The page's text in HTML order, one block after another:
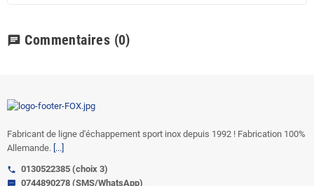
chat Commentaires (0)
Fabricant de ligne d'échappement sport inox depuis 1992 ! Fabrication 100%
Allemande. [...]
call 0130522385 (choix 3)
sms
0744890278 (SMS/WhatsApp)